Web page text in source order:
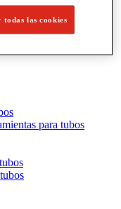
para tubos
todas las cookies